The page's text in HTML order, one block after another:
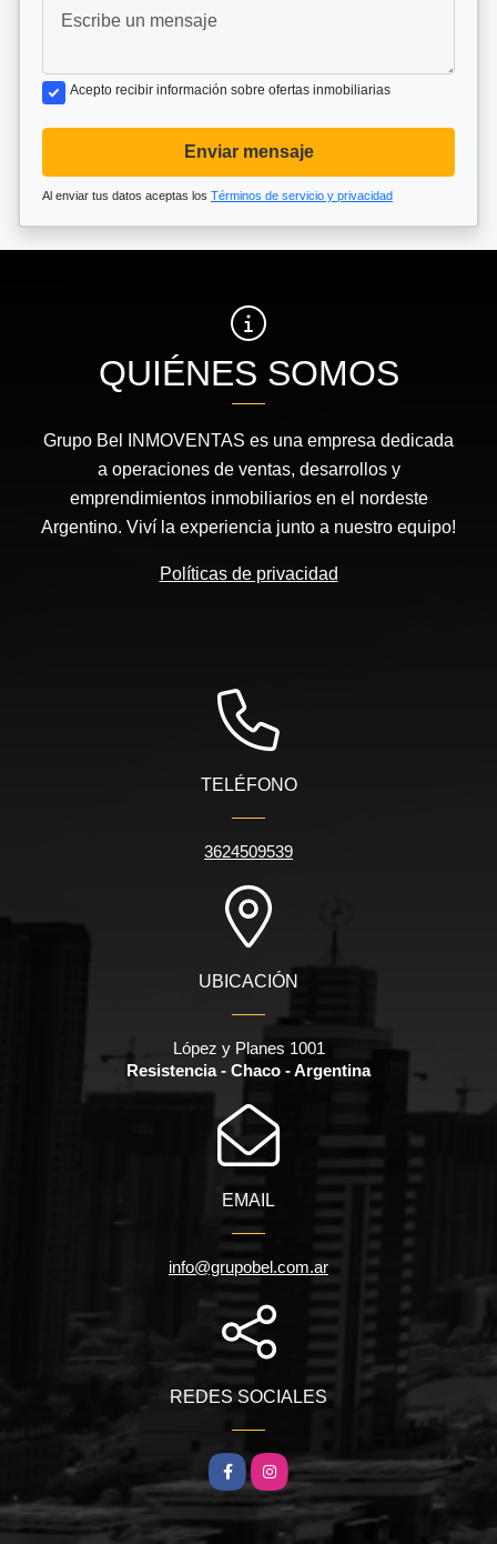
Acepto recibir información sobre ofertas inmobiliarias
Enviar mensaje
Al enviar tus datos aceptas los Términos de servicio y privacidad
QUIÉNES SOMOS
Grupo Bel INMOVENTAS es una empresa dedicada
a operaciones de ventas, desarrollos y
emprendimientos inmobiliarios en el nordeste
Argentino. Viví la experiencia junto a nuestro equipo!
Políticas de privacidad
TELÉFONO
3624509539
UBICACIÓN
López y Planes 1001
Resistencia - Chaco - Argentina
EMAIL
info@grupobel.com.ar
REDES SOCIALES
FacebookInstagram